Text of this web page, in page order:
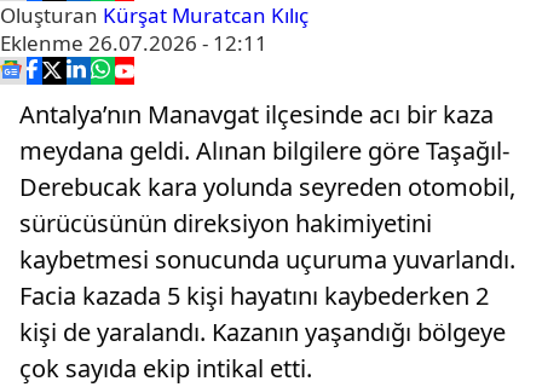
Oluşturan Kürşat Muratcan Kılıç
Eklenme 26.07.2026 - 12:11
Antalya’nın Manavgat ilçesinde acı bir kaza
meydana geldi. Alınan bilgilere göre Taşağıl-
Derebucak kara yolunda seyreden otomobil,
sürücüsünün direksiyon hakimiyetini
kaybetmesi sonucunda uçuruma yuvarlandı.
Facia kazada 5 kişi hayatını kaybederken 2
kişi de yaralandı. Kazanın yaşandığı bölgeye
çok sayıda ekip intikal etti.